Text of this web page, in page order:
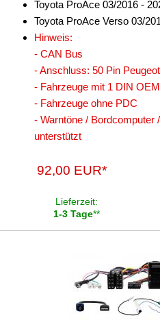
Toyota ProAce 03/2016 -
Toyota ProAce Verso 03/
Hinweis:
- CAN Bus
- Anschluss: 50 Pin
- Fahrzeuge mit 1 DIN
- Fahrzeuge ohne PDC
- Warntöne / Bordcomputer
unterstützt
92,00 EUR*
Lieferzeit:
1-3 Tage**